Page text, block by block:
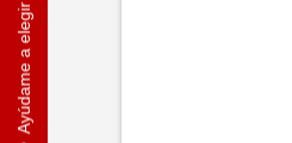
Ayúdame a elegir